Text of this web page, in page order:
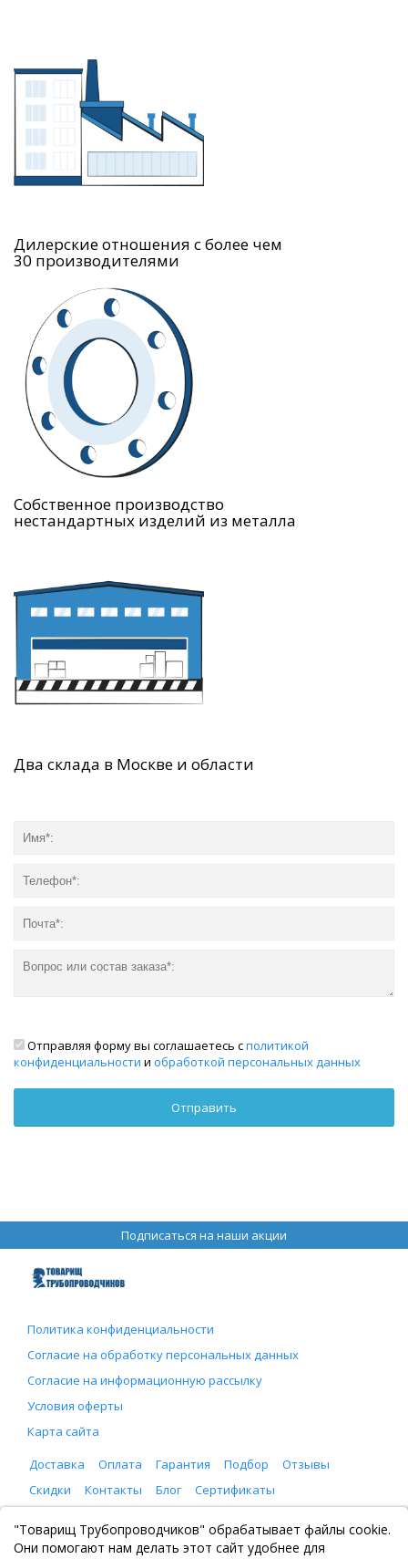
Дилерские отношения с более чем
30 производителями
Собственное производство
нестандартных изделий из металла
Два склада в Москве и области
Отправляя форму вы соглашаетесь сполитикой
конфиденциальности и обработкой персональных данных
Подписаться на наши акции
Политика конфиденциальности
Согласие на обработку персональных данных
Согласие на информационную рассылку
Условия оферты
Карта сайта
Доставка
Оплата Гарантия Подбор
Отзывы
Скидки
Контакты Блог Сертификаты
ООО "Товарищ Трубопроводчиков"
Москва, Рязанский проспект 8, с. 2
"Товарищ Трубопроводчиков" обрабатывает файлы cookie.
Они помогают нам делать этот сайт удобнее для